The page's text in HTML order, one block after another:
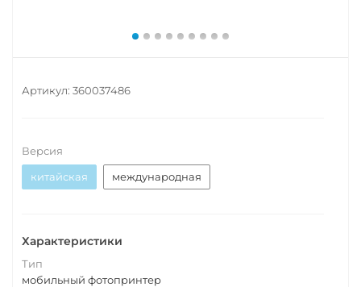
Артикул: 360037486
Версия
китайская
международная
Характеристики
Тип
мобильный фотопринтер